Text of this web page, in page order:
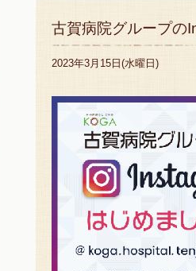
古賀病院グループの
2023年3月15日(水曜日)